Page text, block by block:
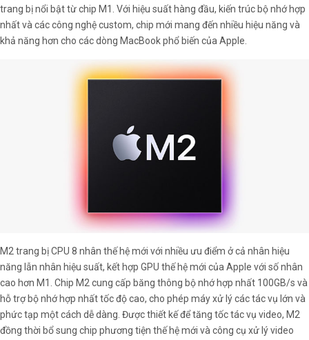
trang bị nổi bật từ chip M1. Với hiệu suất hàng đầu, kiến trúc bộ nhớ hợp
nhất và các công nghệ custom, chip mới mang đến nhiều hiệu năng và
khả năng hơn cho các dòng MacBook phổ biến của Apple.
M2 trang bị CPU 8 nhân thế hệ mới với nhiều ưu điểm ở cả nhân hiệu
năng lẫn nhân hiệu suất, kết hợp GPU thế hệ mới của Apple với số nhân
cao hơn M1. Chip M2 cung cấp băng thông bộ nhớ hợp nhất 100GB/s và
hỗ trợ bộ nhớ hợp nhất tốc độ cao, cho phép máy xử lý các tác vụ lớn và
phức tạp một cách dễ dàng. Được thiết kế để tăng tốc tác vụ video, M2
đồng thời bổ sung chip phương tiện thế hệ mới và công cụ xử lý video